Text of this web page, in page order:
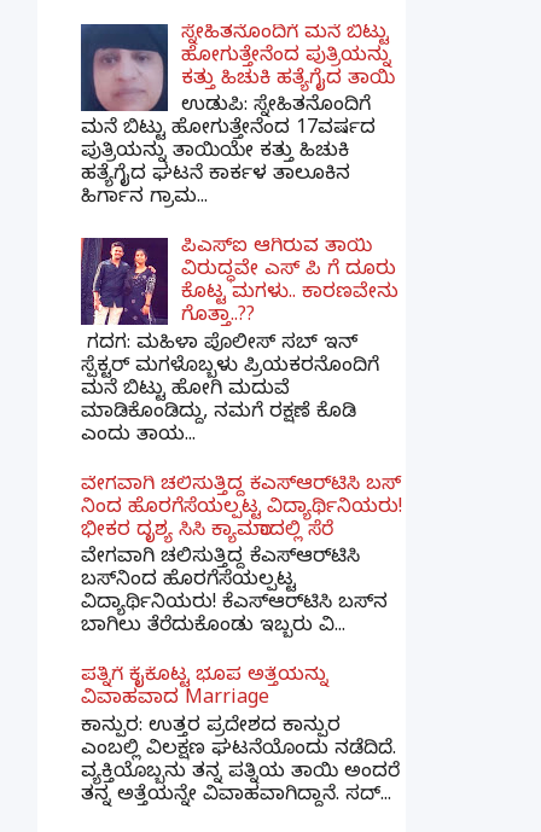
ಸ್ನೇಹಿತನೊಂದಿಗೆ ಮನೆ ಬಿಟ್ಟು
ಹೋಗುತ್ತೇನೆಂದ ಪುತ್ರಿಯನ್ನು
ಕತ್ತು ಹಿಚುಕಿ ಹತ್ಯೆಗೈದ ತಾಯಿ
ಉಡುಪಿ: ಸ್ನೇಹಿತನೊಂದಿಗೆ
ಮನೆ ಬಿಟ್ಟು ಹೋಗುತ್ತೇನೆಂದ 17ವರ್ಷದ
ಪುತ್ರಿಯನ್ನು ತಾಯಿಯೇ ಕತ್ತು ಹಿಚುಕಿ
ಹತ್ಯೆಗೈದ ಘಟನೆ ಕಾರ್ಕಳ ತಾಲೂಕಿನ
ಹಿರ್ಗಾನ ಗ್ರಾಮ...
ಪಿಎಸ್​ಐ ಆಗಿರುವ ತಾಯಿ
ವಿರುದ್ಧವೇ ಎಸ್ ಪಿ ಗೆ ದೂರು
ಕೊಟ್ಟ ಮಗಳು.. ಕಾರಣವೇನು
ಗೊತ್ತಾ..??
ಗದಗ​: ಮಹಿಳಾ ಪೊಲೀಸ್​ ಸಬ್ ​ಇನ್​
ಸ್ಪೆಕ್ಟರ್​ ಮಗಳೊಬ್ಬಳು ಪ್ರಿಯಕರನೊಂದಿಗೆ
ಮನೆ ಬಿಟ್ಟು ಹೋಗಿ ಮದುವೆ
ಮಾಡಿಕೊಂಡಿದ್ದು, ನಮಗೆ ರಕ್ಷಣೆ ಕೊಡಿ
ಎಂದು ತಾಯ...
ವೇಗವಾಗಿ ಚಲಿಸುತ್ತಿದ್ದ ಕೆಎಸ್​ಆರ್​ಟಿಸಿ ಬಸ್​
ನಿಂದ ಹೊರಗೆಸೆಯಲ್ಪಟ್ಟ ವಿದ್ಯಾರ್ಥಿನಿಯರು!
ಭೀಕರ ದೃಶ್ಯ ಸಿಸಿ ಕ್ಯಾಮರಾದಲ್ಲಿ ಸೆರೆ
ವೇಗವಾಗಿ ಚಲಿಸುತ್ತಿದ್ದ ಕೆಎಸ್‌ಆರ್‌ಟಿಸಿ
ಬಸ್‌ನಿಂದ ಹೊರಗೆಸೆಯಲ್ಪಟ್ಟ
ವಿದ್ಯಾರ್ಥಿನಿಯರು! ಕೆಎಸ್‌ಆರ್‌ಟಿಸಿ ಬಸ್‌ನ
ಬಾಗಿಲು ತೆರೆದುಕೊಂಡು ಇಬ್ಬರು ವಿ...
ಪತ್ನಿಗೆ ಕೈಕೊಟ್ಟ ಭೂಪ ಅತ್ತೆಯನ್ನು
ವಿವಾಹವಾದ Marriage
ಕಾನ್ಪುರ: ಉತ್ತರ ಪ್ರದೇಶದ ಕಾನ್ಪುರ
ಎಂಬಲ್ಲಿ ವಿಲಕ್ಷಣ ಘಟನೆಯೊಂದು ನಡೆದಿದೆ.
ವ್ಯಕ್ತಿಯೊಬ್ಬನು ತನ್ನ ಪತ್ನಿಯ ತಾಯಿ ಅಂದರೆ
ತನ್ನ ಅತ್ತೆಯನ್ನೇ ವಿವಾಹವಾಗಿದ್ದಾನೆ. ಸದ್...